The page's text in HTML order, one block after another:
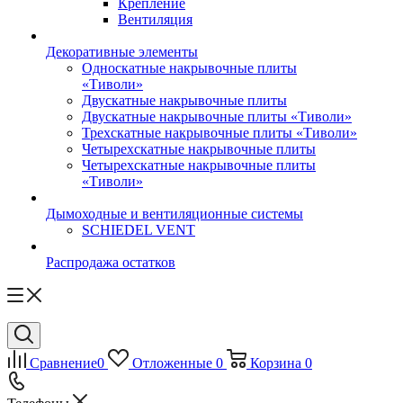
Крепление
Вентиляция
Декоративные элементы
Односкатные накрывочные плиты
«Тиволи»
Двускатные накрывочные плиты
Двускатные накрывочные плиты «Тиволи»
Трехскатные накрывочные плиты «Тиволи»
Четырехскатные накрывочные плиты
Четырехскатные накрывочные плиты
«Тиволи»
Дымоходные и вентиляционные системы
SCHIEDEL VENT
Распродажа остатков
Сравнение0 Отложенные 0 Корзина 0